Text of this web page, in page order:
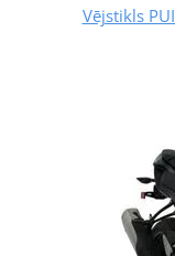
Vējstikls